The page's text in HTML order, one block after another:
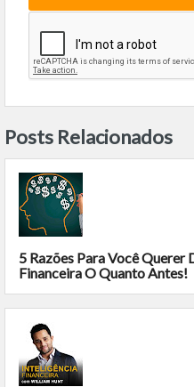
Posts Relacionados
5 Razões Para Você Querer
Financeira O Quanto Antes!